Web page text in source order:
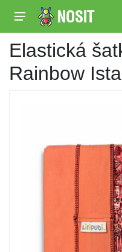
Elastická
Rainbow